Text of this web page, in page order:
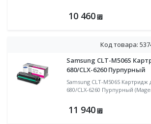
10 460 ⃏
Код товара:
Samsung CLT-M506S
680/CLX-6260 Пурпурный
Samsung CLT-M506S Картридж
680/CLX-6260 Пурпурный
11 940 ⃏